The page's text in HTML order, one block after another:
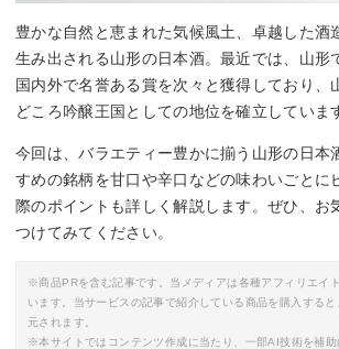
豊かな自然と恵まれた気候風土、卓越した酒
生み出される山形の日本酒。最近では、山形
国内外で名誉ある賞を次々と獲得しており、
どころ吟醸王国としての地位を確立していま
今回は、バラエティー豊かに揃う山形の日本
すめの銘柄を甘口や辛口などの味わいごとに
際のポイントも詳しく解説します。ぜひ、お
つけてみてください。
※商品PRを含む記事です。当メディアは各種アフィリエイ
います。当サービスの記事で紹介している商品を購入する
元されます。
※本サイトではコンテンツ作成に当たり、一部AI技術を補助